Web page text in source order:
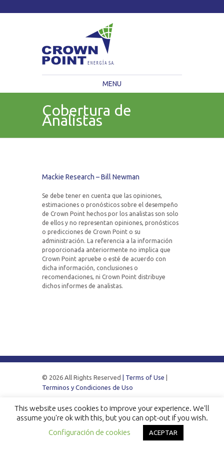
MENU
Cobertura de
Analistas
Mackie Research – Bill Newman
Se debe tener en cuenta que las opiniones,
estimaciones o pronósticos sobre el desempeño
de Crown Point hechos por los analistas son solo
de ellos y no representan opiniones, pronósticos
o predicciones de Crown Point o su
administración. La referencia a la información
proporcionada anteriormente no implica que
Crown Point apruebe o esté de acuerdo con
dicha información, conclusiones o
recomendaciones, ni Crown Point distribuye
dichos informes de analistas.
© 2026 All Rights Reserved | Terms of Use
Terminos y Condiciones de Uso
This website uses cookies to improve your experience. We'll
assume you're ok with this, but you can opt-out if you wish.
Configuración de cookies
ACEPTAR